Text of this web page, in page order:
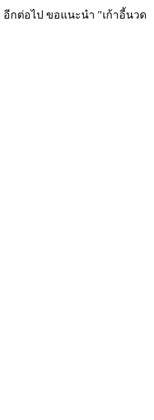
กต่อไป ขอแนะนำ "เก้าอี้นวด